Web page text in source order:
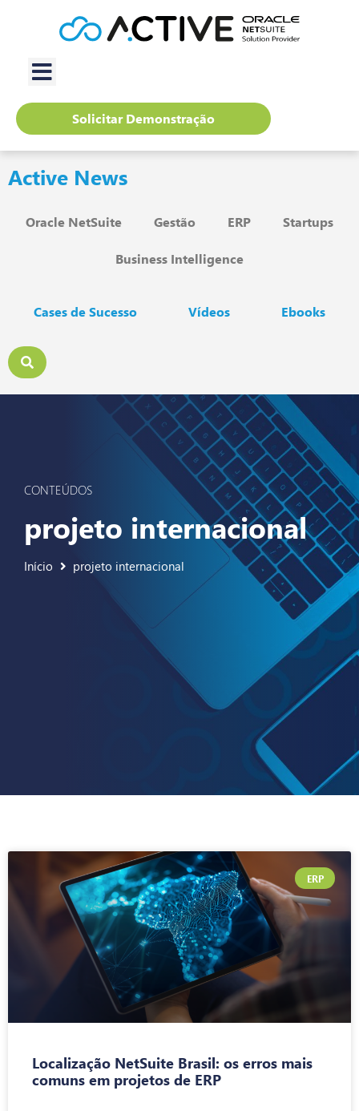
Solicitar Demonstração
Active News
Oracle NetSuite Gestão ERP Startups
Business Intelligence
Cases de Sucesso Vídeos Ebooks
CONTEÚDOS
projeto internacional
Início projeto internacional
ERP
Localização NetSuite Brasil: os erros mais
comuns em projetos de ERP